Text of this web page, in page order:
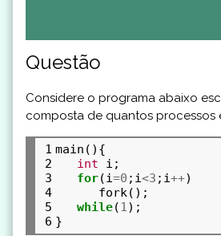
Questão
Considere o programa abaixo
composta de quantos processos
1
2
3
4
5
6
main(){
int i;
for(i=0 ;i<3 ;i++)
      fork();
while(1);